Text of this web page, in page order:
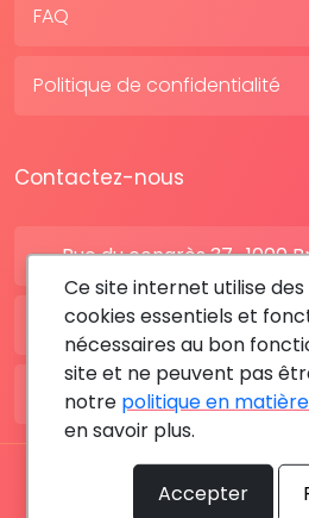
FAQ
Politique de confidentialité
Contactez-nous
Rue du congrès 37 , 1000
BE: +32 28080227
FR: +33 183642895
Tous les droits sont réservés ©
Ce site internet utilise des
cookies essentiels et
nécessaires au bon
site et ne peuvent pas
notre politique en
en savoir plus.
Accepter